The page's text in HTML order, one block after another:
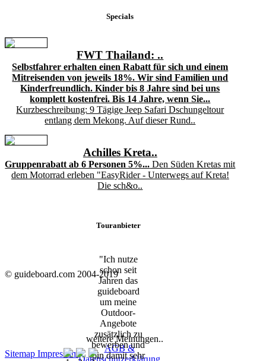
Specials
FWT Thailand: ..
Selbstfahrer erhalten einen Rabatt für sich und einem
Mitreisenden von jeweils 18%. Wir sind Familien und
Kinderfreundlich. Kinder bis 8 Jahre sind bei uns
komplett kostenfrei. Bis 14 Jahre, wenn Sie...
Kurzbeschreibung: 9 Tägige Jeep Safari Dschungeltour
entlang dem Mekong. Auf dieser Rund..
Achilles Kreta..
Gruppenrabatt ab 6 Personen 5%... Den Süden Kretas mit
dem Motorrad erleben "EasyRider - Unterwegs auf Kreta!
Die sch&o..
Touranbieter
"Ich nutze
schon seit
Jahren das
guideboard
um meine
Outdoor-
Angebote
zusätzlich zu
bewerben und
bin damit sehr
weitere Meinungen..
© guideboard.com 2004-2019
Sitemap Impressum
AGB &
Datenschutzerklärung